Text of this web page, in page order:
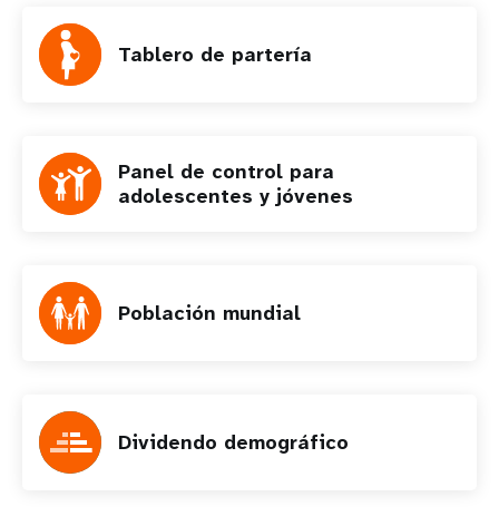
Tablero de partería
Panel de control para
adolescentes y jóvenes
Población mundial
Dividendo demográfico